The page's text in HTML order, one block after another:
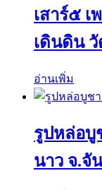
เสาร์๕ เ
เดินดิน
อ่านเพิ่ม
รูปหล่อบู
นาว จ.จั